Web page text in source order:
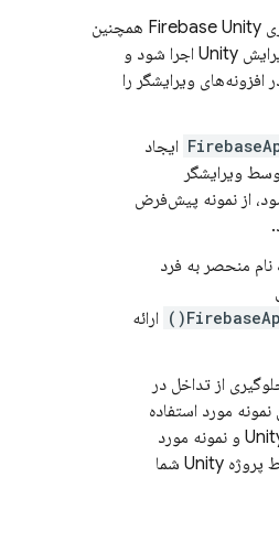
Firebase Unity
همچنین
می‌تواند در حالت ویرایش Unity اجرا شود و
افزونه‌های ویرایشگر را
ایجاد
ویرایشگر
از نمونه پیش‌فرض
منحصر به فرد
ارائه
از تداخل در
مورد استفاده
توسط Unity IDE و نمونه مورد
استفاده توسط پروژه Unity شما